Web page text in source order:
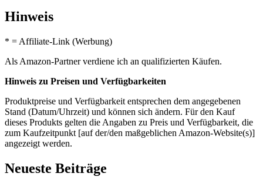
Hinweis
* = Affiliate-Link (Werbung)
Als Amazon-Partner verdiene ich an qualifizierten Käufen.
Hinweis zu Preisen und Verfügbarkeiten
Produktpreise und Verfügbarkeit entsprechen dem angegebenen
Stand (Datum/Uhrzeit) und können sich ändern. Für den Kauf
dieses Produkts gelten die Angaben zu Preis und Verfügbarkeit, die
zum Kaufzeitpunkt [auf der/den maßgeblichen Amazon-Website(s)]
angezeigt werden.
Neueste Beiträge